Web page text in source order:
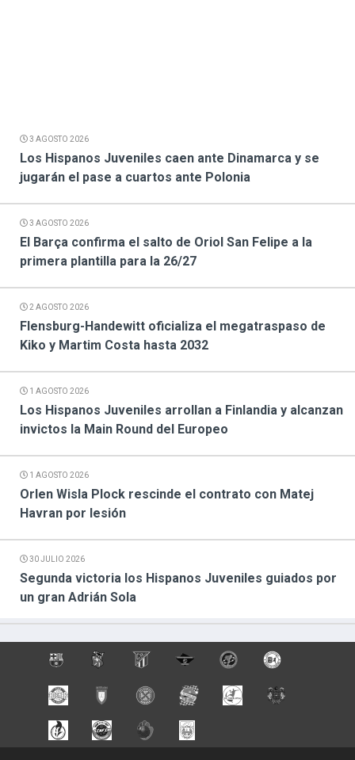
3 AGOSTO 2026
Los Hispanos Juveniles caen ante Dinamarca y se
jugarán el pase a cuartos ante Polonia
3 AGOSTO 2026
El Barça confirma el salto de Oriol San Felipe a la
primera plantilla para la 26/27
2 AGOSTO 2026
Flensburg-Handewitt oficializa el megatraspaso de
Kiko y Martim Costa hasta 2032
1 AGOSTO 2026
Los Hispanos Juveniles arrollan a Finlandia y alcanzan
invictos la Main Round del Europeo
1 AGOSTO 2026
Orlen Wisla Plock rescinde el contrato con Matej
Havran por lesión
30 JULIO 2026
Segunda victoria los Hispanos Juveniles guiados por
un gran Adrián Sola